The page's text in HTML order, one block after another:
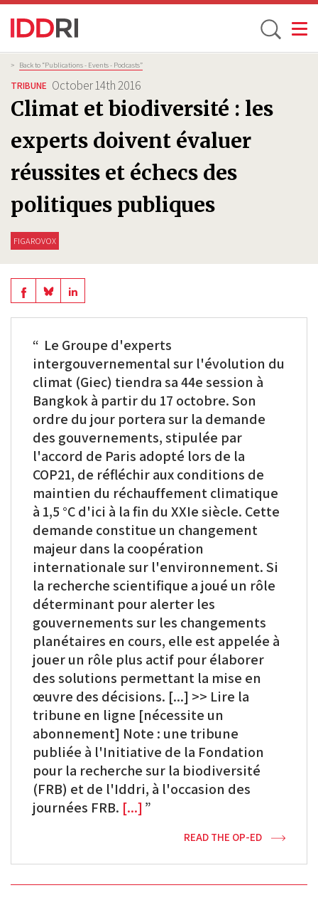
Skip
to
main
content
Toggle
Breadcrumb
> Back to “Publications - Events - Podcasts”
TRIBUNE October 14th 2016
Climat et biodiversité : les
experts doivent évaluer
réussites et échecs des
politiques publiques
FIGAROVOX
Share
on
Facebook
Share
on
BlueSky
Share
on
Linkedin
Le Groupe d'experts
intergouvernemental sur l'évolution du
climat (Giec) tiendra sa 44e session à
Bangkok à partir du 17 octobre. Son
ordre du jour portera sur la demande
des gouvernements, stipulée par
l'accord de Paris adopté lors de la
COP21, de réfléchir aux conditions de
maintien du réchauffement climatique
à 1,5 °C d'ici à la fin du XXIe siècle. Cette
demande constitue un changement
majeur dans la coopération
internationale sur l'environnement. Si
la recherche scientifique a joué un rôle
déterminant pour alerter les
gouvernements sur les changements
planétaires en cours, elle est appelée à
jouer un rôle plus actif pour élaborer
des solutions permettant la mise en
œuvre des décisions. [...] >> Lire la
tribune en ligne [nécessite un
abonnement] Note : une tribune
publiée à l'Initiative de la Fondation
pour la recherche sur la biodiversité
(FRB) et de l'Iddri, à l'occasion des
journées FRB. [...]
READ THE OP-ED